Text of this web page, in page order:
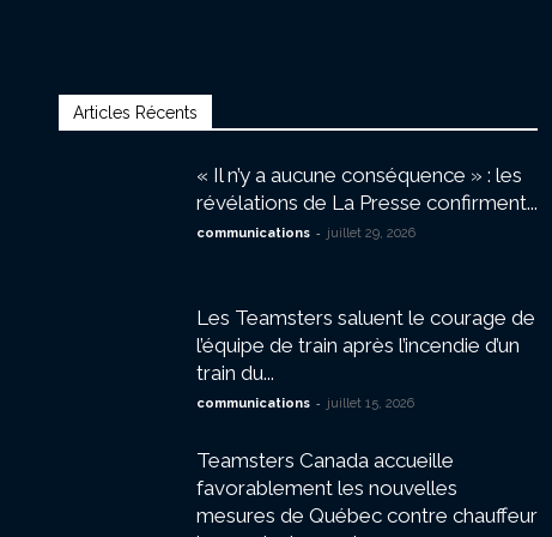
Articles Récents
« Il n’y a aucune conséquence » : les
révélations de La Presse confirment...
communications - juillet 29, 2026
Les Teamsters saluent le courage de
l’équipe de train après l’incendie d’un
train du...
communications - juillet 15, 2026
Teamsters Canada accueille
favorablement les nouvelles
mesures de Québec contre chauffeur